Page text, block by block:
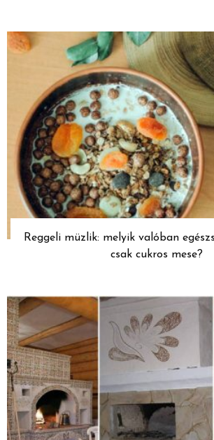
Reggeli müzlik: melyik valóban
csak cukros mese?